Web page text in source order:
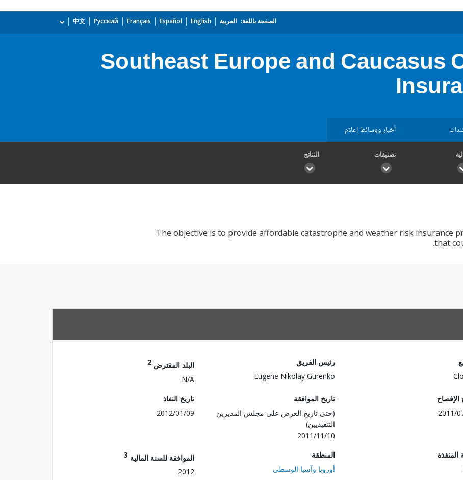
الصفحة باللغة: العربية English
Español
Français
Русский
中文
Southeast Europe and Caucasus
أخبار ووسائط إعلام
تصنيفات النتائج
The objective is to provide affordable catastrophe and weather risk insurance
that
رئيس الفريق
Eugene Nikolay Gurenko
البلد المقترض 2
N/A
الإفصاح
2011/
تاريخ الموافقة
(حتى تاريخ العرض على مجلس المديرين
التنفيذيين)
2011/11/10
تاريخ النفاذ
2012/01/09
المنفذة
المنطقة
أوروبا وآسيا الوسطى
الموافقة للسنة المالية 3
2012